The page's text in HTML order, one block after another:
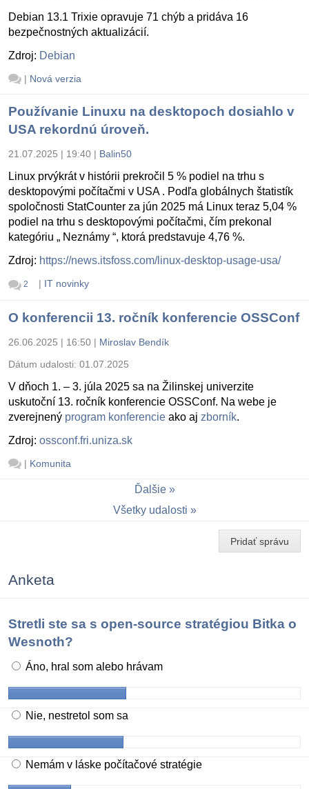
Debian 13.1 Trixie opravuje 71 chýb a pridáva 16
bezpečnostných aktualizácií.
Zdroj: Debian
| Nová verzia
Používanie Linuxu na desktopoch dosiahlo v
USA rekordnú úroveň.
21.07.2025 | 19:40 | Balin50
Linux prvýkrát v histórii prekročil 5 % podiel na trhu s
desktopovými počítačmi v USA . Podľa globálnych štatistík
spoločnosti StatCounter za jún 2025 má Linux teraz 5,04 %
podiel na trhu s desktopovými počítačmi, čím prekonal
kategóriu „ Neznámy “, ktorá predstavuje 4,76 %.
Zdroj: https://news.itsfoss.com/linux-desktop-usage-usa/
2 | IT novinky
O konferencii 13. ročník konferencie OSSConf
26.06.2025 | 16:50 | Miroslav Bendík
Dátum udalosti: 01.07.2025
V dňoch 1. – 3. júla 2025 sa na Žilinskej univerzite
uskutoční 13. ročník konferencie OSSConf. Na webe je
zverejnený program konferencie ako aj zborník.
Zdroj: ossconf.fri.uniza.sk
| Komunita
Ďalšie
Všetky udalosti
Pridať správu
Anketa
Stretli ste sa s open-source stratégiou Bitka o
Wesnoth?
Áno, hral som alebo hrávam
Nie, nestretol som sa
Nemám v láske počítačové stratégie